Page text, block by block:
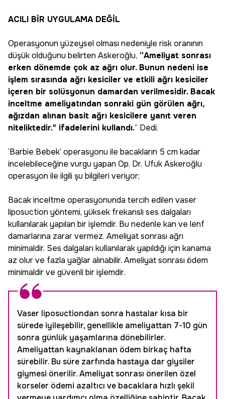
ACILI BİR UYGULAMA DEĞİL
Operasyonun yüzeysel olması nedeniyle risk oranının
düşük olduğunu belirten Askeroğlu, “Ameliyat sonrası
erken dönemde çok az ağrı olur. Bunun nedeni ise
işlem sırasında ağrı kesiciler ve etkili ağrı kesiciler
içeren bir solüsyonun damardan verilmesidir. Bacak
inceltme ameliyatından sonraki gün görülen ağrı,
ağızdan alınan basit ağrı kesicilere yanıt veren
niteliktedir." ifadelerini kullandı.” Dedi.
‘Barbie Bebek’ operasyonu ile bacakların 5 cm kadar
incelebileceğine vurgu yapan Op. Dr. Ufuk Askeroğlu
operasyon ile ilgili şu bilgileri veriyor;
Bacak inceltme operasyonunda tercih edilen vaser
liposuction yöntemi, yüksek frekanslı ses dalgaları
kullanılarak yapılan bir işlemdir. Bu nedenle kan ve lenf
damarlarına zarar vermez. Ameliyat sonrası ağrı
minimaldir. Ses dalgaları kullanılarak yapıldığı için kanama
az olur ve fazla yağlar alınabilir. Ameliyat sonrası ödem
minimaldir ve güvenli bir işlemdir.
Vaser liposuctiondan sonra hastalar kısa bir
sürede iyileşebilir, genellikle ameliyattan 7-10 gün
sonra günlük yaşamlarına dönebilirler.
Ameliyattan kaynaklanan ödem birkaç hafta
sürebilir. Bu süre zarfında hastaya dar giysiler
giymesi önerilir. Ameliyat sonrası önerilen özel
korseler ödemi azaltıcı ve bacaklara hızlı şekil